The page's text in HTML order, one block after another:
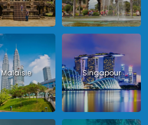
Malaisie Singapour